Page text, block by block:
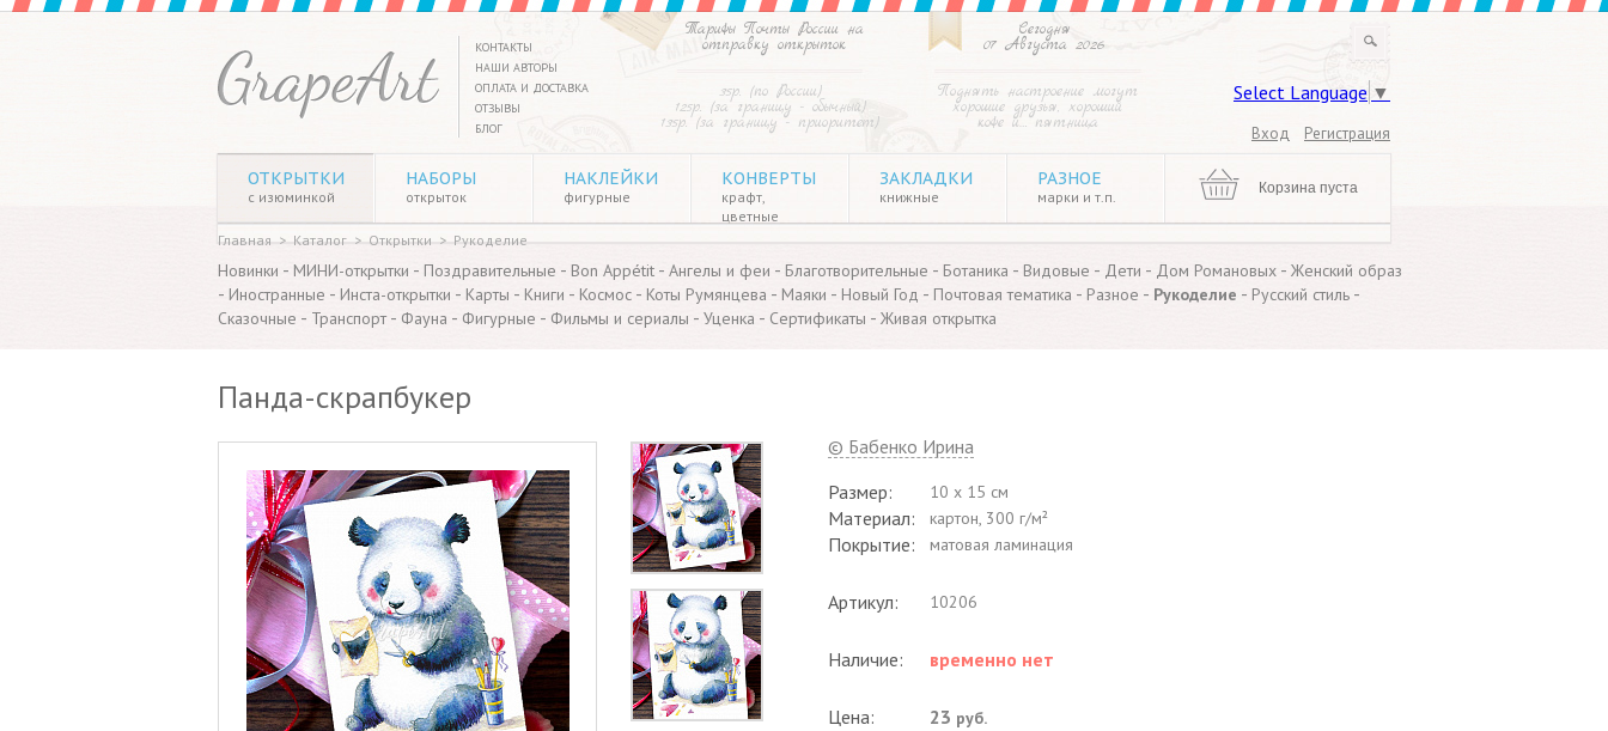
Select Language ▼
Сегодня
07 Августа 2026
Поднять настроение могут
хорошие друзья, хороший
кофе и… пятница
Тарифы Почты России на
отправку открыток
35р. (по России)
125р. (за границу - обычный)
135р. (за границу - приоритет)
КОНТАКТЫ
НАШИ АВТОРЫ
ОПЛАТА И ДОСТАВКА
ОТЗЫВЫ
БЛОГ
Вход Регистрация
ОТКРЫТКИ
с изюминкой
НАБОРЫ
открыток
НАКЛЕЙКИ
фигурные
КОНВЕРТЫ
крафт,
цветные
ЗАКЛАДКИ
книжные
РАЗНОЕ
марки и т.п. Корзина пуста
Главная > Каталог > Открытки > Рукоделие
Новинки - МИНИ-открытки - Поздравительные - Bon Appétit - Ангелы и феи - Благотворительные - Ботаника - Видовые - Дети - Дом Романовых - Женский образ
- Иностранные - Инста-открытки - Карты - Книги - Космос - Коты Румянцева - Маяки - Новый Год - Почтовая тематика - Разное - Рукоделие - Русский стиль -
Сказочные - Транспорт - Фауна - Фигурные - Фильмы и сериалы - Уценка - Сертификаты - Живая открытка
Панда-скрапбукер
© Бабенко Ирина
Размер:
10 x 15 см
Материал: картон, 300 г/м²
Покрытие: матовая ламинация
Артикул: 10206
Наличие: временно нет
Цена: 23 руб.